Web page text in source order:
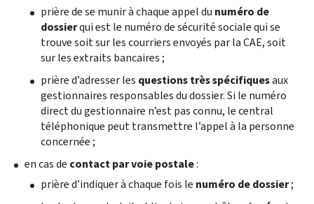
prière de se munir à chaque appel du numéro de
dossierqui est le numéro de sécurité sociale qui se
trouve soit sur les courriers envoyés par la CAE, soit
sur les extraits bancaires ;
prière d’adresser les questions très spécifiquesaux
gestionnaires responsables du dossier. Si le numéro
direct du gestionnaire n’est pas connu, le central
téléphonique peut transmettre l’appel à la personne
concernée ;
en cas de contact par voie postale:
prière d’indiquer à chaque fois le numéro de dossier;